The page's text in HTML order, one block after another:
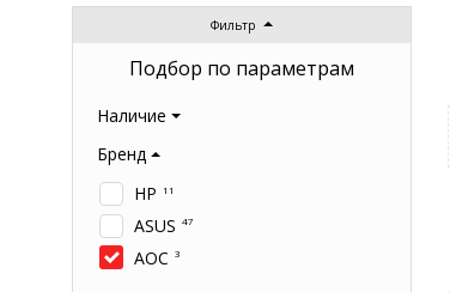
Фильтр
Подбор по параметрам
Наличие
Бренд
HP
11
ASUS 47
AOC 3